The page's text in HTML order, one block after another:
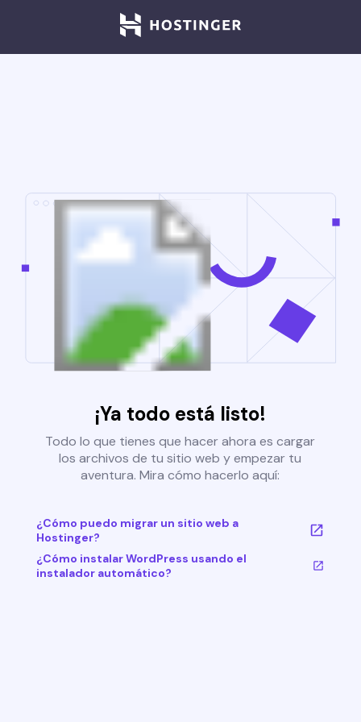
¡Ya todo está listo!
Todo lo que tienes que hacer ahora es cargar
los archivos de tu sitio web y empezar tu
aventura. Mira cómo hacerlo aquí:
¿Cómo puedo migrar un sitio web a
Hostinger?
¿Cómo instalar WordPress usando el
instalador automático?